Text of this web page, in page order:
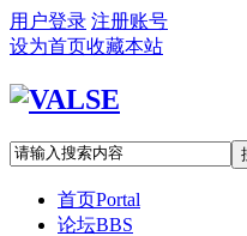
用户登录 注册账号
设为首页收藏本站
首页Portal
论坛BBS